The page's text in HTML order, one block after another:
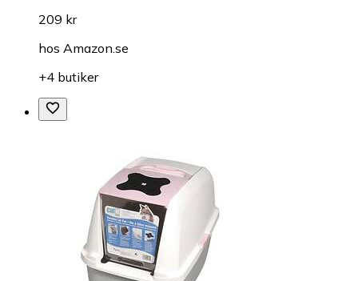
209 kr
hos Amazon.se
+4 butiker